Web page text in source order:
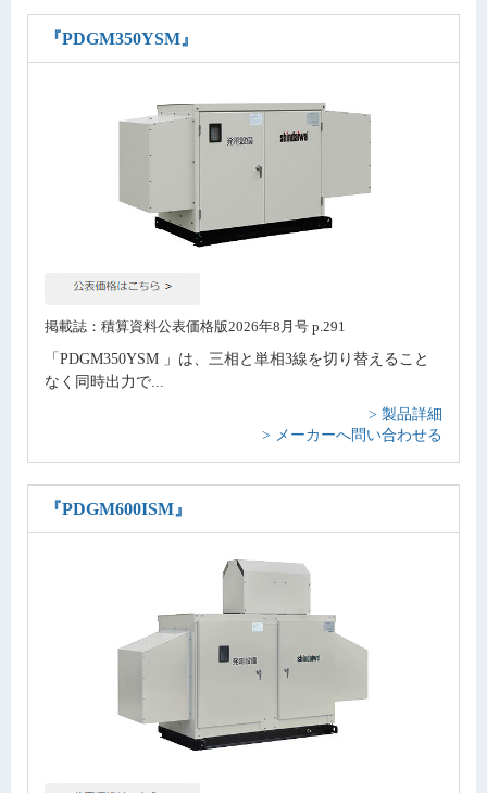
『PDGM350YSM』
掲載誌：積算資料公表価格版2026年8月号 p.291
「PDGM350YSM 」は、三相と単相3線を切り替えること
なく同時出力で...
> 製品詳細
> メーカーへ問い合わせる
『PDGM600ISM』